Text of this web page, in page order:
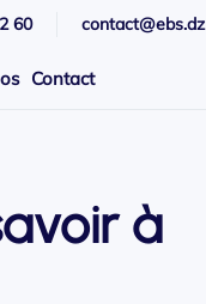
60 contact@ebs.dz
Contact
à